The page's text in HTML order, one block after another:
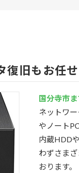
旧もお任せ
国分寺市
ネットワ
やノート
内蔵HDD
わずさま
おります。